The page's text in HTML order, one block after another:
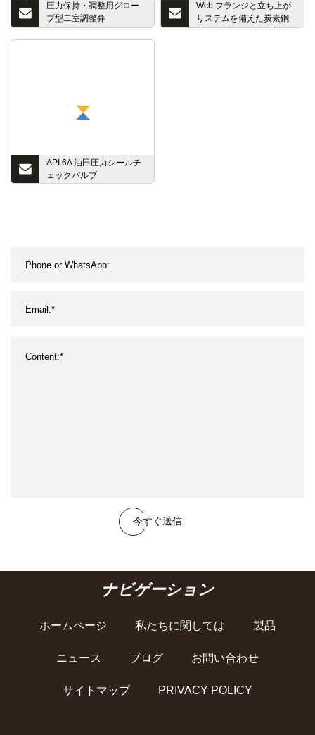
圧力保持・調整用グロー
ブ型二室調整弁
（Yx741X）
Wcb フランジと立ち上が
りステムを備えた炭素鋼
製 API ゲート バルブ
API 6A 油田圧力シールチ
ェックバルブ
今すぐ送信
ナビゲーション
ホームページ 私たちに関しては 製品
ニュース ブログ お問い合わせ
サイトマップ PRIVACY POLICY